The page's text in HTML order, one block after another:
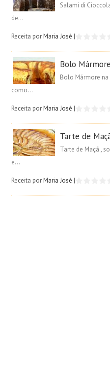
Salami di
de...
Receita porMaria José |
Bolo
Bolo Mármore
como...
Receita porMaria José |
Tarte de
Tarte de Maçã ,
e...
Receita porMaria José |